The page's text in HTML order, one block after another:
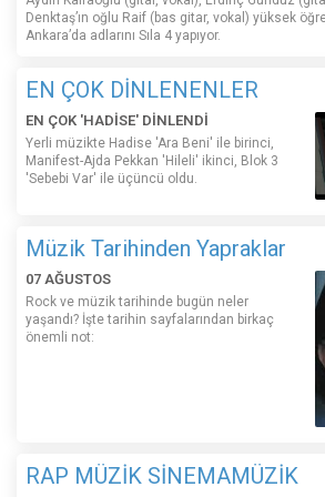
Denktaş’ın oğlu Raif (bas gitar, vokal) yüksek
Ankara’da adlarını Sıla 4 yapıyor.
EN ÇOK DİNLENENLER
EN ÇOK 'HADİSE' DİNLENDİ
Yerli müzikte Hadise 'Ara Beni' ile birinci,
Manifest-Ajda Pekkan 'Hileli' ikinci, Blok 3
'Sebebi Var' ile üçüncü oldu.
Müzik Tarihinden Yapraklar
07 AĞUSTOS
Rock ve müzik tarihinde bugün neler
yaşandı? İşte tarihin sayfalarından birkaç
önemli not:
RAP MÜZİK SİNEMAMÜZİK